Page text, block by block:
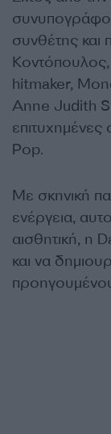
συνθέτης
hitmaker,
Anne Judith
Pop.
Με σκηνική
ενέργεια,
αισθητική, η
και να